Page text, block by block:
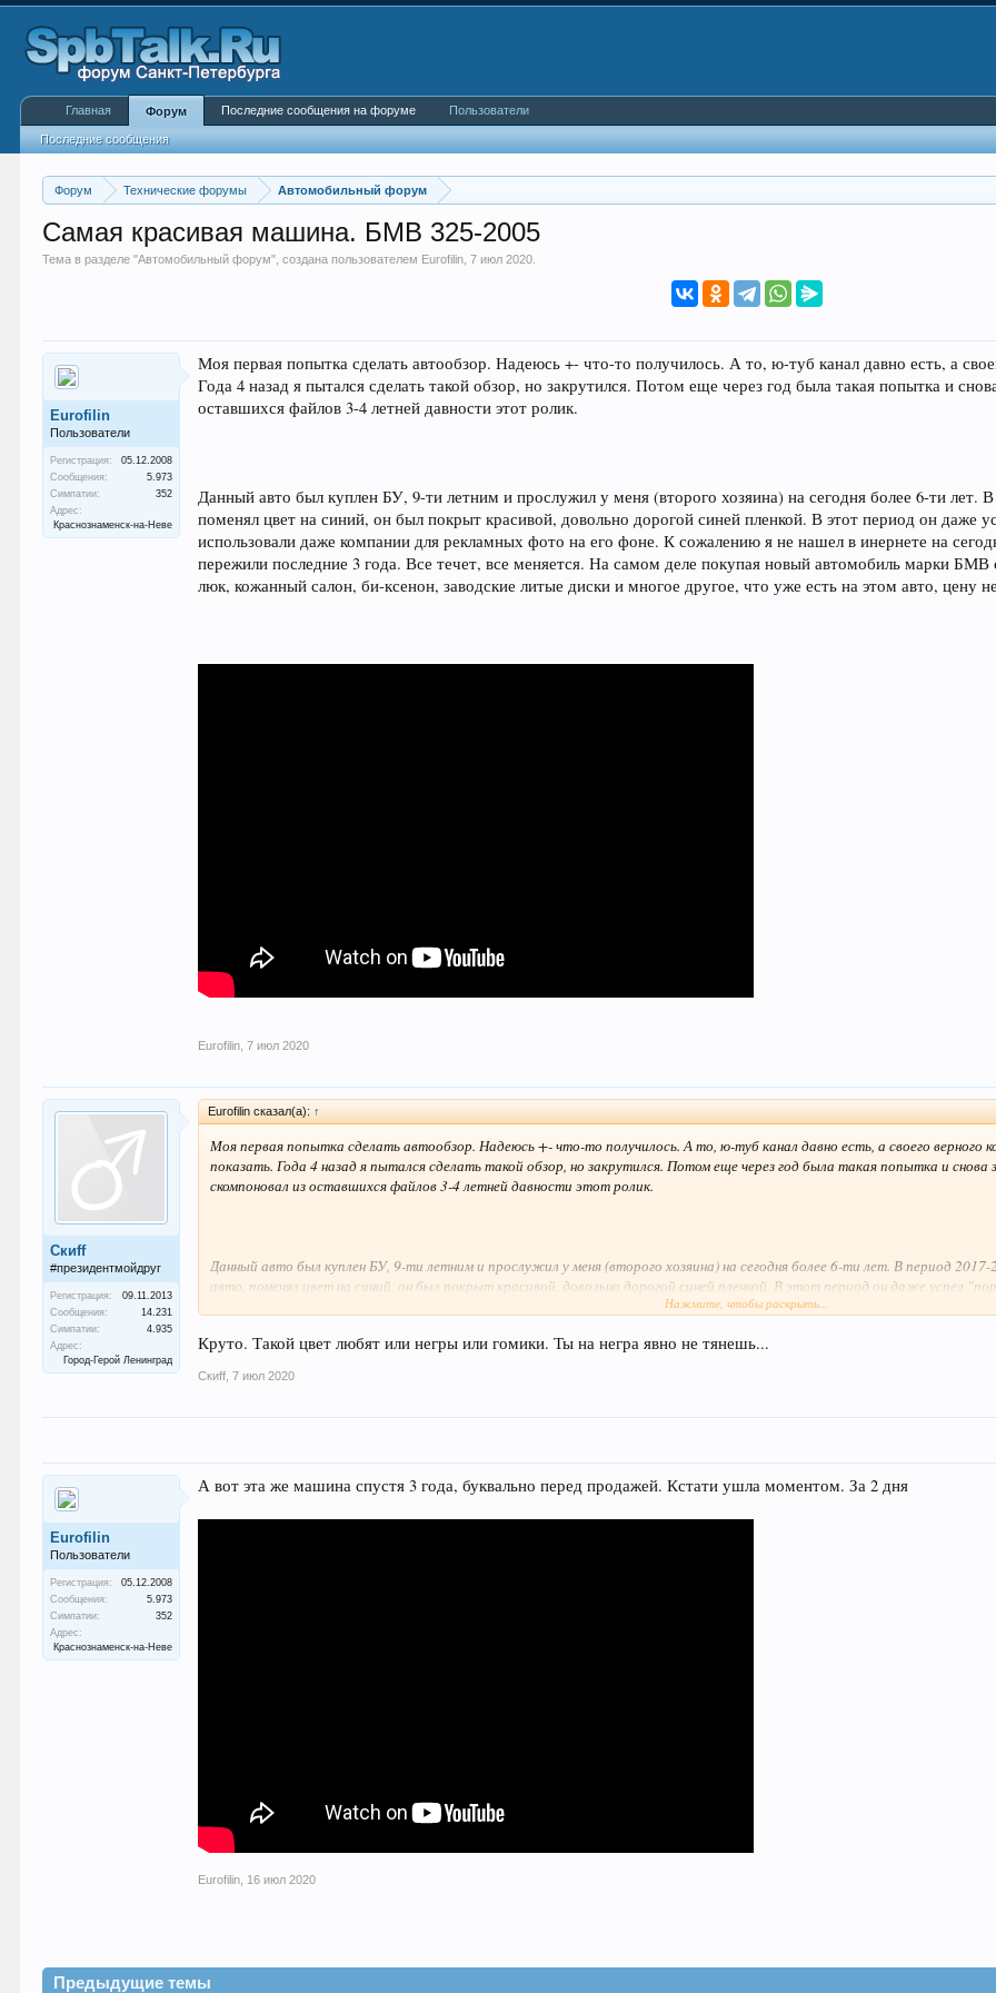
Форум Технические форумы Автомобильный форум
Самая красивая машина. БМВ 325-2005
Тема в разделе "Автомобильный форум", создана пользователем Eurofilin ,7 июл 2020
Eurofilin
Пользователи
Регистрация:
05.12.2008
Сообщения:
5.973
Симпатии:
352
Адрес:
Краснознаменск-на-Неве
Моя первая попытка сделать автообзор. Надеюсь +- что-то получилось. А то, ю-туб канал давно есть, а
Года 4 назад я пытался сделать такой обзор, но закрутился. Потом еще через год была такая попытка и
оставшихся файлов 3-4 летней давности этот ролик.
Данный авто был куплен БУ, 9-ти летним и прослужил у меня (второго хозяина) на сегодня более 6-ти лет.
поменял цвет на синий, он был покрыт красивой, довольно дорогой синей пленкой. В этот период он даже
использовали даже компании для рекламных фото на его фоне. К сожалению я не нашел в инернете на
пережили последние 3 года. Все течет, все меняется. На самом деле покупая новый автомобиль марки БМВ
люк, кожанный салон, би-ксенон, заводские литые диски и многое другое, что уже есть на этом авто, цену
Eurofilin 7 июл 2020
Скиff
#президентмойдруг
Регистрация:
09.11.2013
Сообщения:
14.231
Симпатии:
4.935
Адрес:
Город-Герой Ленинград
Eurofilin сказал(а): ↑
Моя первая попытка сделать автообзор. Надеюсь +- что-то получилось. А то, ю-туб канал давно есть, а своего верного
показать. Года 4 назад я пытался сделать такой обзор, но закрутился. Потом еще через год была такая попытка и снова
скомпоновал из оставшихся файлов 3-4 летней давности этот ролик.
Данный авто был куплен БУ, 9-ти летним и прослужил у меня (второго хозяина) на сегодня более 6-ти лет. В период
авто, поменял цвет на синий, он был покрыт красивой, довольно дорогой синей пленкой. В этот период он даже успел
фотографировались, его использовали даже компании для рекламных фото на его фоне. К сожалению я не нашел в
дополнительные опции, такие, как люк, кожанный салон, би-ксенон, заводские литые диски и многое другое, что уже есть
Нажмите, чтобы раскрыть...
Круто. Такой цвет любят или негры или гомики. Ты на негра явно не тянешь...
Скиff 7 июл 2020
Eurofilin
Пользователи
Регистрация:
05.12.2008
Сообщения:
5.973
Симпатии:
352
Адрес:
Краснознаменск-на-Неве
А вот эта же машина спустя 3 года, буквально перед продажей. Кстати ушла моментом. За 2 дня
Eurofilin 16 июл 2020
Предыдущие темы
Главная Форум
Последние сообщения
Последние сообщения на форуме Пользователи